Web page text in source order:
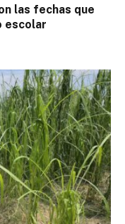
las fechas que
escolar